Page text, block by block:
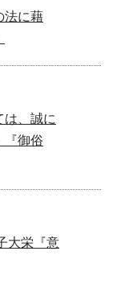
法に藉
は、誠に
『御俗
大栄『意